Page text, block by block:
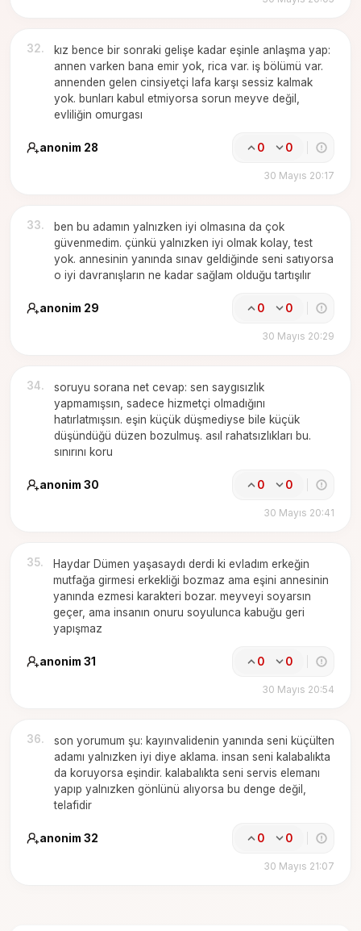
32.
kız bence bir sonraki gelişe kadar eşinle anlaşma yap:
annen varken bana emir yok, rica var. iş bölümü var.
annenden gelen cinsiyetçi lafa karşı sessiz kalmak
yok. bunları kabul etmiyorsa sorun meyve değil,
evliliğin omurgası
anonim 28 0 0
30 Mayıs 20:17
33.
ben bu adamın yalnızken iyi olmasına da çok
güvenmedim. çünkü yalnızken iyi olmak kolay, test
yok. annesinin yanında sınav geldiğinde seni satıyorsa
o iyi davranışların ne kadar sağlam olduğu tartışılır
anonim 29 0 0
30 Mayıs 20:29
34.
soruyu sorana net cevap: sen saygısızlık
yapmamışsın, sadece hizmetçi olmadığını
hatırlatmışsın. eşin küçük düşmediyse bile küçük
düşündüğü düzen bozulmuş. asıl rahatsızlıkları bu.
sınırını koru
anonim 30 0 0
30 Mayıs 20:41
35.
Haydar Dümen yaşasaydı derdi ki evladım erkeğin
mutfağa girmesi erkekliği bozmaz ama eşini annesinin
yanında ezmesi karakteri bozar. meyveyi soyarsın
geçer, ama insanın onuru soyulunca kabuğu geri
yapışmaz
anonim 31 0 0
30 Mayıs 20:54
36.
son yorumum şu: kayınvalidenin yanında seni küçülten
adamı yalnızken iyi diye aklama. insan seni kalabalıkta
da koruyorsa eşindir. kalabalıkta seni servis elemanı
yapıp yalnızken gönlünü alıyorsa bu denge değil,
telafidir
anonim 32 0 0
30 Mayıs 21:07